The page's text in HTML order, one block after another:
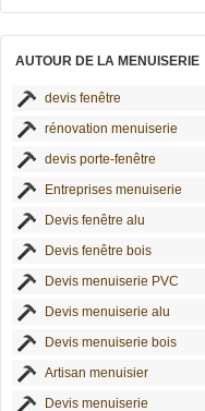
AUTOUR DE LA MENUISERIE
devis fenêtre
rénovation menuiserie
devis porte-fenêtre
Entreprises menuiserie
Devis fenêtre alu
Devis fenêtre bois
Devis menuiserie PVC
Devis menuiserie alu
Devis menuiserie bois
Artisan menuisier
Devis menuiserie